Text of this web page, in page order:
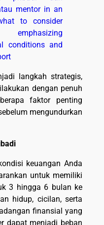
langkah strategis,
dengan penuh
faktor penting
mengundurkan
keuangan Anda
untuk memiliki
3 hingga 6 bulan ke
hidup, cicilan, serta
finansial yang
dapat menjadi beban